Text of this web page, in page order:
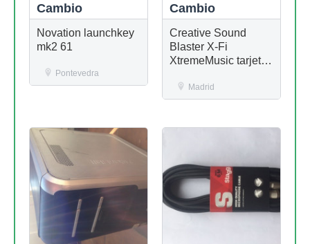
Cambio
Novation launchkey
mk2 61
Pontevedra
Cambio
Creative Sound
Blaster X-Fi
XtremeMusic tarjeta
Madrid